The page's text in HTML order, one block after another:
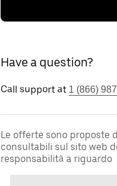
Have a question?
Call support at 1 (866)
Le offerte sono proposte
consultabili sul sito web
responsabilità a riguardo